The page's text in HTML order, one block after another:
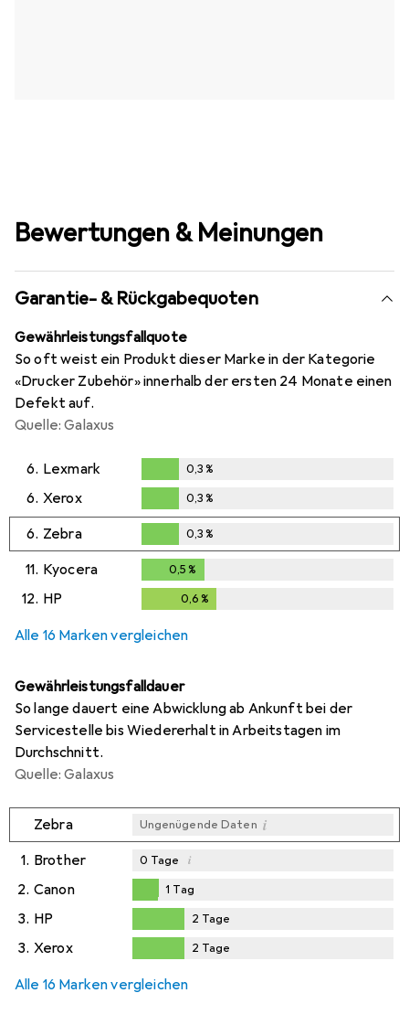
Bewertungen & Meinungen
Garantie- & Rückgabequoten
Gewährleistungsfallquote
So oft weist ein Produkt dieser Marke in der Kategorie
«Drucker Zubehör» innerhalb der ersten 24 Monate einen
Defekt auf.
Quelle: Galaxus
6. Lexmark
0,3%
0,3%
6. Xerox
0,3%
0,3%
6. Zebra
0,3%
0,3%
11. Kyocera 0,5 %
12. HP 0,6 %
Alle 16 Marken vergleichen
Gewährleistungsfalldauer
So lange dauert eine Abwicklung ab Ankunft bei der
Servicestelle bis Wiedererhalt in Arbeitstagen im
Durchschnitt.
Quelle: Galaxus
Zebra Ungenügende Daten i
1. Brother 0 Tage i
2. Canon
Tag
1 Tag
3. HP
2Tage
2 Tage
3. Xerox 2 Tage
Alle 16 Marken vergleichen